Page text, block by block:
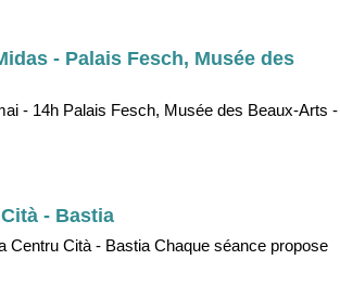
- Palais Fesch, Musée des
- 14h Palais Fesch, Musée des Beaux-Arts -
- Bastia
Centru Cità - Bastia Chaque séance propose